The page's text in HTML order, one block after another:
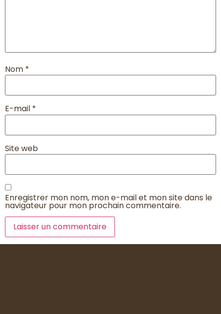
Nom *
E-mail *
Site web
Enregistrer mon nom, mon e-mail et mon site dans le
navigateur pour mon prochain commentaire.